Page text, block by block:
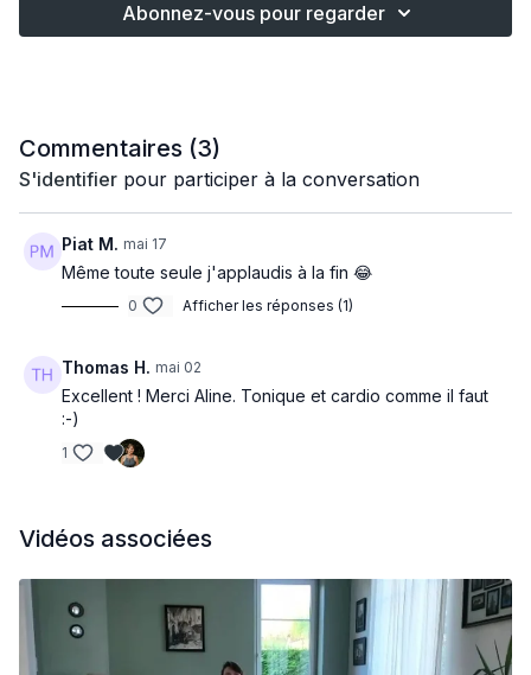
Abonnez-vous pour regarder
Commentaires (3)
S'identifier pour participer à la conversation
Piat M. mai 17
Même toute seule j'applaudis à la fin 😂
0 Afficher les réponses (1)
Thomas H. mai 02
Excellent ! Merci Aline. Tonique et cardio comme il faut
:-)
1
Vidéos associées